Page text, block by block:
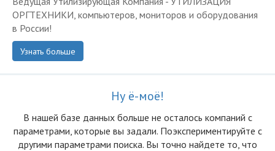
ОРГТЕХНИКИ, компьютеров, мониторов и оборудования
в России!
Узнать больше
Ну ё-моё!
В нашей базе данных больше не осталоcь компаний с
параметрами, которые вы задали. Поэкспериментируйте с
другими параметрами поиска. Вы точно найдете то, что